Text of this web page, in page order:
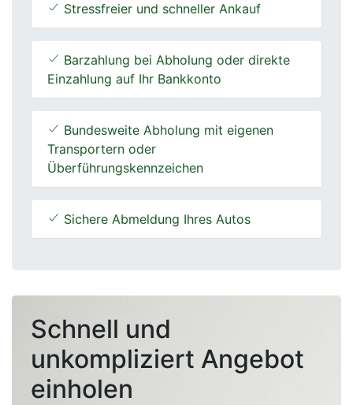
Stressfreier und schneller Ankauf
Barzahlung bei Abholung oder direkte
Einzahlung auf Ihr Bankkonto
Bundesweite Abholung mit eigenen
Transportern oder
Überführungskennzeichen
Sichere Abmeldung Ihres Autos
Schnell und
unkompliziert Angebot
einholen